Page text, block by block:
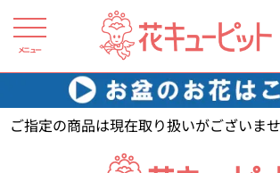
メニュー
花キューピット 【】
ご指定の商品は現在取り扱いがございませ